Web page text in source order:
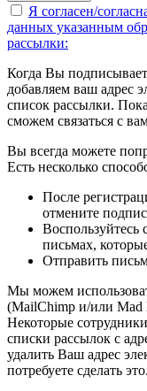
Я согласен/
данных указанным
рассылки:
Когда Вы
добавляем ваш адрес
список рассылки.
сможем связаться с
Вы всегда можете
Есть несколько
После
отмените
письмах,
Отправить
Мы можем
(MailChimp и/или Mad
Некоторые
списки рассылок с
удалить Ваш адрес
потребуете сделать это.